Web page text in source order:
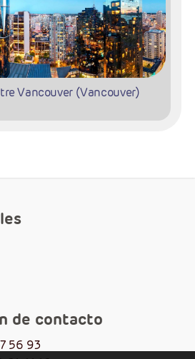
Vancouver (Vancouver)
(Banff)
de contacto
56 93